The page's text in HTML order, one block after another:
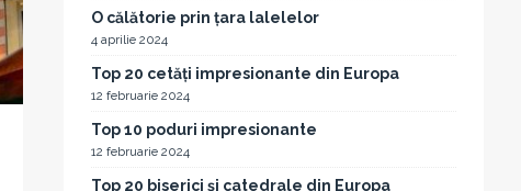
O călătorie prin țara lalelelor
4 aprilie 2024
Top 20 cetăți impresionante din Europa
12 februarie 2024
Top 10 poduri impresionante
12 februarie 2024
Top 20 biserici și catedrale din Europa